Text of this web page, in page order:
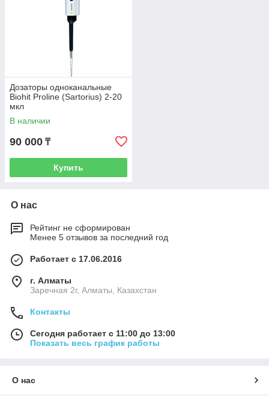
Дозаторы одноканальные
Biohit Proline (Sartorius) 2-20
мкл
В наличии
90 000 ₸
Купить
О нас
Рейтинг не сформирован
Менее 5 отзывов за последний год
Работает с 17.06.2016
г. Алматы
Заречная 2г, Алматы, Казахстан
Контакты
Сегодня работает с 11:00 до 13:00
Показать весь график работы
О нас